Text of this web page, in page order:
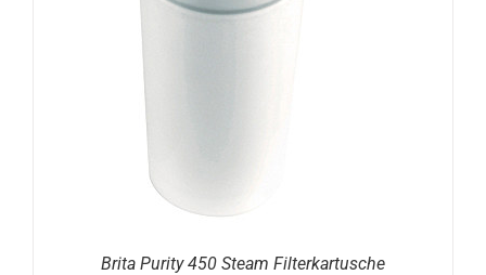
Brita Purity 450 Steam Filterkartusche